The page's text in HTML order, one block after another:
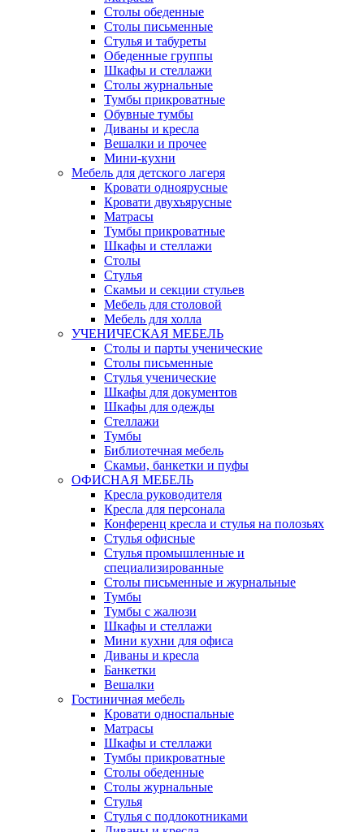
Столы обеденные
Столы письменные
Стулья и табуреты
Обеденные группы
Шкафы и стеллажи
Столы журнальные
Тумбы прикроватные
Обувные тумбы
Диваны и кресла
Вешалки и прочее
Мини-кухни
Мебель для детского лагеря
Кровати одноярусные
Кровати двухъярусные
Матрасы
Тумбы прикроватные
Шкафы и стеллажи
Столы
Стулья
Скамьи и секции стульев
Мебель для столовой
Мебель для холла
УЧЕНИЧЕСКАЯ МЕБЕЛЬ
Столы и парты ученические
Столы письменные
Стулья ученические
Шкафы для документов
Шкафы для одежды
Стеллажи
Тумбы
Библиотечная мебель
Скамьи, банкетки и пуфы
ОФИСНАЯ МЕБЕЛЬ
Кресла руководителя
Кресла для персонала
Конференц кресла и стулья на полозьях
Стулья офисные
Стулья промышленные и
специализированные
Столы письменные и журнальные
Тумбы
Тумбы с жалюзи
Шкафы и стеллажи
Мини кухни для офиса
Диваны и кресла
Банкетки
Вешалки
Гостиничная мебель
Кровати односпальные
Матрасы
Шкафы и стеллажи
Тумбы прикроватные
Столы обеденные
Столы журнальные
Стулья
Стулья с подлокотниками